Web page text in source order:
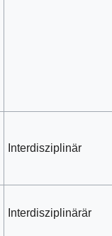
Interdisziplinär
Interdisziplinärär